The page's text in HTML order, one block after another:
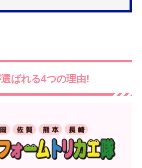
品によっては割高になるとのこ
たしました。
メント】
、設置や保証なども充実してい
りになるショップの一つです。
ばれる4つの理由!